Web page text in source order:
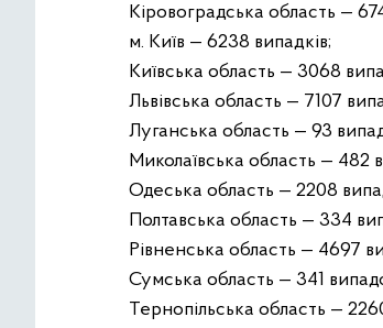
Кіровоградська область —
м. Київ — 6238 випадків;
Київська область — 3068
Львівська область — 7107
Луганська область — 93
Миколаївська область — 482
Одеська область — 2208
Полтавська область — 334
Рівненська область — 4697
Сумська область — 341
Тернопільська область —